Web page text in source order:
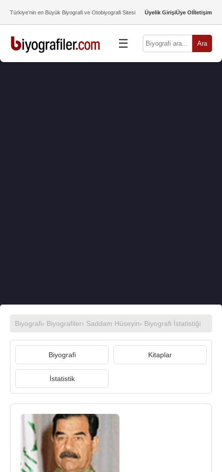
Türkiye’nin en Büyük Biyografi ve Otobiyografi Sitesi Üyelik GirişiÜye Olİletişim
☰ Ara
Biyografi› Biyografiler› Saddam Hüseyin› Biyografi İstatistiği
Biyografi Kitaplar
İstatistik